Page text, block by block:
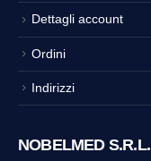
Dettagli account
Ordini
Indirizzi
NOBELMED S.R.L.